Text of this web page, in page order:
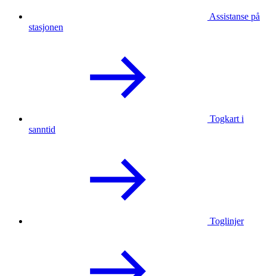
Assistanse på
stasjonen
Togkart i
sanntid
Toglinjer